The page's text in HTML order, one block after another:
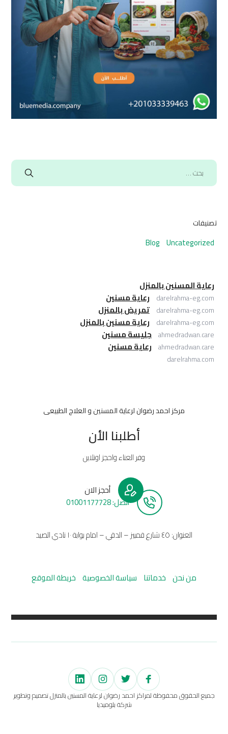
تصنيفات
Blog Uncategorized
رعاية المسنين بالمنزل
darelrahma-eg.com رعاية مسنين
darelrahma-eg.com تمريض بالمنزل
darelrahma-eg.com رعاية مسنين بالمنزل
ahmedradwan.care جليسة مسنين
ahmedradwan.care رعاية مسنين
darelrahma.com
مركز احمد رضوان لرعاية المسنين و العلاج الطبيعى
أطلبنا الأن
وفر العناء واحجز اونلاين
أحجز الان
أتصل: 01001177728
العنوان: ٤٥ شارع قمبيز – الدقي – امام بوابة ١٠ نادي الصيد
من نحن خدماتنا سياسة الخصوصية خريطة الموقع
جميع الحقوق محفوظة لمراكز احمد رضوان لرعاية المسنين بالمنزل تصميم وتطوير
شركة بلوميديا